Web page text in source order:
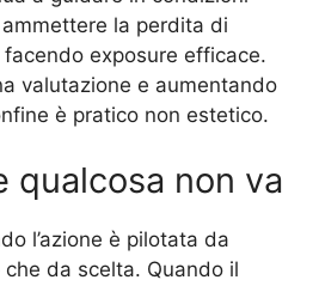
la perdita di
exposure efficace.
valutazione e aumentando
è pratico non estetico.
qualcosa non va
l’azione è pilotata da
da scelta. Quando il